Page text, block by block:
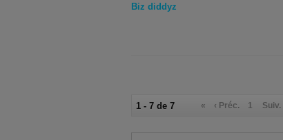
Biz diddyz
1 - 7 de 7 « ‹ Préc. 1 Suiv.